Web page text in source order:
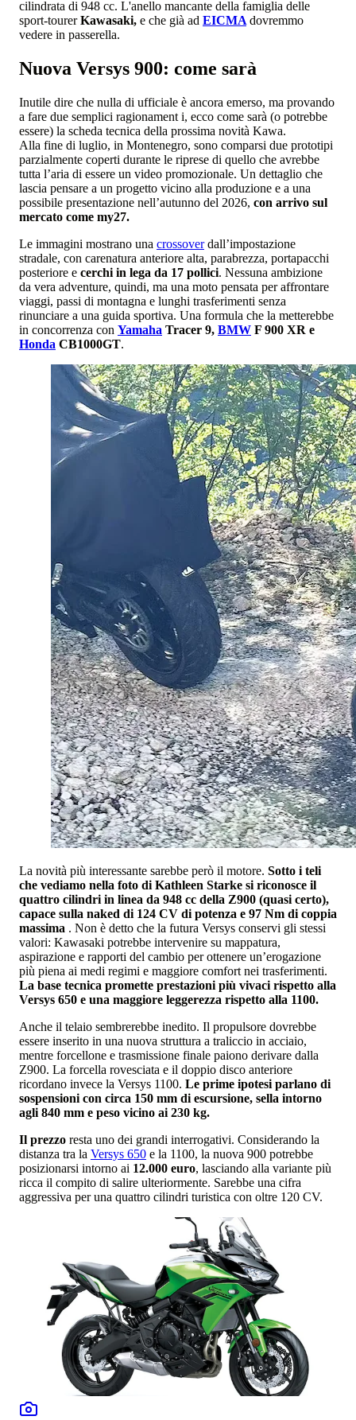
cilindrata di 948 cc. L'anello mancante della famiglia delle
sport-tourerKawasaki, e che già ad EICMA dovremmo
vedere in passerella.
Nuova Versys 900: come sarà
Inutile dire che nulla di ufficiale è ancora emerso, ma provando
a fare due semplici ragionament i, ecco come sarà (o potrebbe
essere) la scheda tecnica della prossima novità Kawa.
Alla fine di luglio, in Montenegro, sono comparsi due prototipi
parzialmente coperti durante le riprese di quello che avrebbe
tutta l’aria di essere un video promozionale. Un dettaglio che
lascia pensare a un progetto vicino alla produzione e a una
possibile presentazione nell’autunno del 2026, con arrivo sul
mercato come my27.
Le immagini mostrano una crossoverdall’impostazione
stradale, con carenatura anteriore alta, parabrezza, portapacchi
posteriore e cerchi in lega da 17 pollici. Nessuna ambizione
da vera adventure, quindi, ma una moto pensata per affrontare
viaggi, passi di montagna e lunghi trasferimenti senza
rinunciare a una guida sportiva. Una formula che la metterebbe
in concorrenza con Yamaha Tracer 9, BMW F 900 XR e
Honda CB1000GT.
La novità più interessante sarebbe però il motore. Sotto i teli
che vediamo nella foto di Kathleen Starke si riconosce il
quattro cilindri in linea da 948 cc della Z900 (quasi certo),
capace sulla naked di 124 CV di potenza e 97 Nm di coppia
massima . Non è detto che la futura Versys conservi gli stessi
valori: Kawasaki potrebbe intervenire su mappatura,
aspirazione e rapporti del cambio per ottenere un’erogazione
più piena ai medi regimi e maggiore comfort nei trasferimenti.
La base tecnica promette prestazioni più vivaci rispetto alla
Versys 650 e una maggiore leggerezza rispetto alla 1100.
Anche il telaio sembrerebbe inedito. Il propulsore dovrebbe
essere inserito in una nuova struttura a traliccio in acciaio,
mentre forcellone e trasmissione finale paiono derivare dalla
Z900. La forcella rovesciata e il doppio disco anteriore
ricordano invece la Versys 1100. Le prime ipotesi parlano di
sospensioni con circa 150 mm di escursione, sella intorno
agli 840 mm e peso vicino ai 230 kg.
Il prezzo resta uno dei grandi interrogativi. Considerando la
distanza tra la Versys 650 e la 1100, la nuova 900 potrebbe
posizionarsi intorno ai 12.000 euro, lasciando alla variante più
ricca il compito di salire ulteriormente. Sarebbe una cifra
aggressiva per una quattro cilindri turistica con oltre 120 CV.